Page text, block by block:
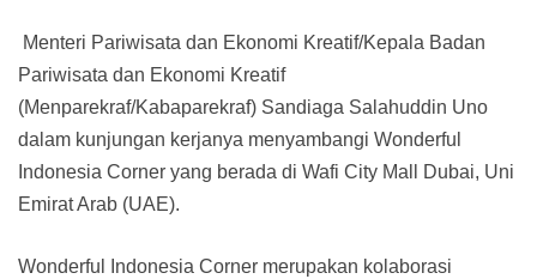
Menteri Pariwisata dan Ekonomi Kreatif/Kepala Badan
Pariwisata dan Ekonomi Kreatif
(Menparekraf/Kabaparekraf) Sandiaga Salahuddin Uno
dalam kunjungan kerjanya menyambangi Wonderful
Indonesia Corner yang berada di Wafi City Mall Dubai, Uni
Emirat Arab (UAE).
Wonderful Indonesia Corner merupakan kolaborasi